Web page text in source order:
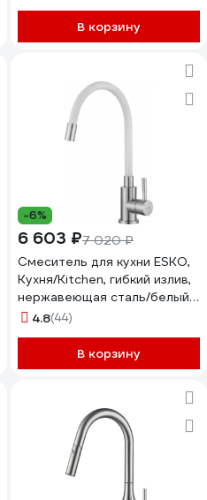
В корзину
-6%
6 603 ₽7 020 ₽
Смеситель для кухни ESKO,
Кухня/Kitchen, гибкий излив,
нержавеющая сталь/белый,
K44SW
4.8(44)
В корзину